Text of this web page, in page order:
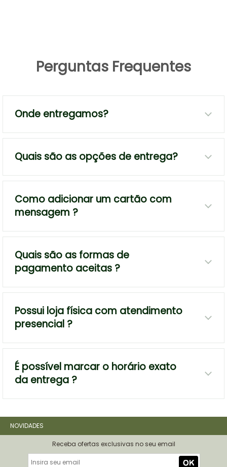
Perguntas Frequentes
Onde entregamos?
Quais são as opções de entrega?
Como adicionar um cartão com
mensagem ?
Quais são as formas de
pagamento aceitas ?
Possui loja física com atendimento
presencial ?
É possível marcar o horário exato
da entrega ?
NOVIDADES
Receba ofertas exclusivas no seu email